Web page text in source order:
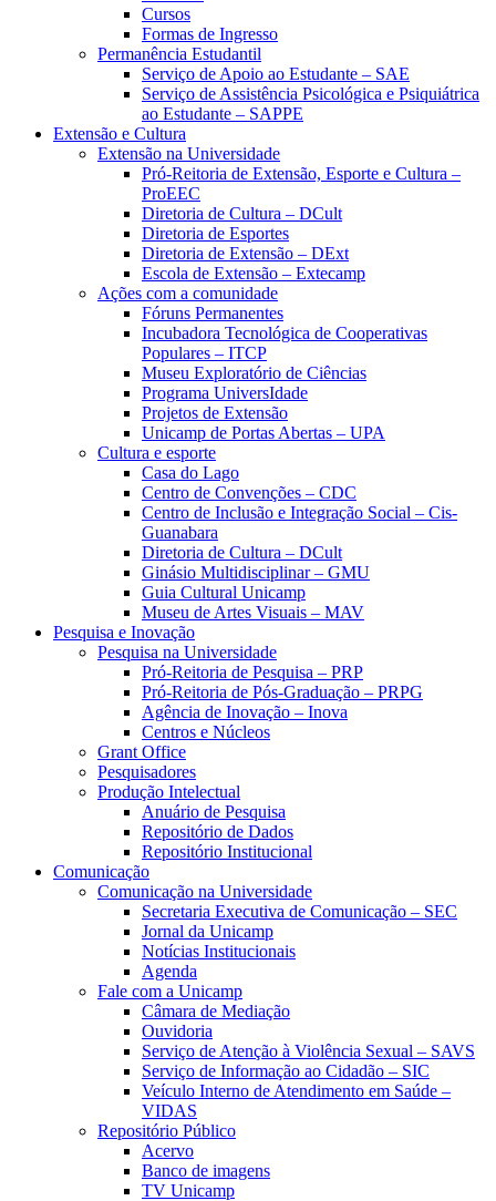
Cursos
Formas de Ingresso
Permanência Estudantil
Serviço de Apoio ao Estudante – SAE
Serviço de Assistência Psicológica e Psiquiátrica
ao Estudante – SAPPE
Extensão e Cultura
Extensão na Universidade
Pró-Reitoria de Extensão, Esporte e Cultura –
ProEEC
Diretoria de Cultura – DCult
Diretoria de Esportes
Diretoria de Extensão – DExt
Escola de Extensão – Extecamp
Ações com a comunidade
Fóruns Permanentes
Incubadora Tecnológica de Cooperativas
Populares – ITCP
Museu Exploratório de Ciências
Programa UniversIdade
Projetos de Extensão
Unicamp de Portas Abertas – UPA
Cultura e esporte
Casa do Lago
Centro de Convenções – CDC
Centro de Inclusão e Integração Social – Cis-
Guanabara
Diretoria de Cultura – DCult
Ginásio Multidisciplinar – GMU
Guia Cultural Unicamp
Museu de Artes Visuais – MAV
Pesquisa e Inovação
Pesquisa na Universidade
Pró-Reitoria de Pesquisa – PRP
Pró-Reitoria de Pós-Graduação – PRPG
Agência de Inovação – Inova
Centros e Núcleos
Grant Office
Pesquisadores
Produção Intelectual
Anuário de Pesquisa
Repositório de Dados
Repositório Institucional
Comunicação
Comunicação na Universidade
Secretaria Executiva de Comunicação – SEC
Jornal da Unicamp
Notícias Institucionais
Agenda
Fale com a Unicamp
Câmara de Mediação
Ouvidoria
Serviço de Atenção à Violência Sexual – SAVS
Serviço de Informação ao Cidadão – SIC
Veículo Interno de Atendimento em Saúde –
VIDAS
Repositório Público
Acervo
Banco de imagens
TV Unicamp